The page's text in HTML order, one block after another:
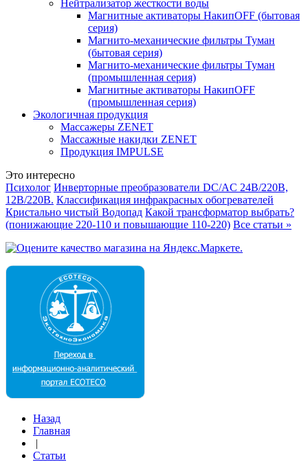
Нейтрализатор жесткости воды
Магнитные активаторы НакипOFF (бытовая
серия)
Магнито-механические фильтры Туман
(бытовая серия)
Магнито-механические фильтры Туман
(промышленная серия)
Магнитные активаторы НакипOFF
(промышленная серия)
Экологичная продукция
Массажеры ZENET
Массажные накидки ZENET
Продукция IMPULSE
Это интересно
Психолог Инверторные преобразователи DC/AC 24В/220В,
12В/220В. Классификация инфракрасных обогревателей
Кристально чистый Водопад Какой трансформатор выбрать?
(понижающие 220-110 и повышающие 110-220) Все статьи »
Назад
Главная
|
Статьи